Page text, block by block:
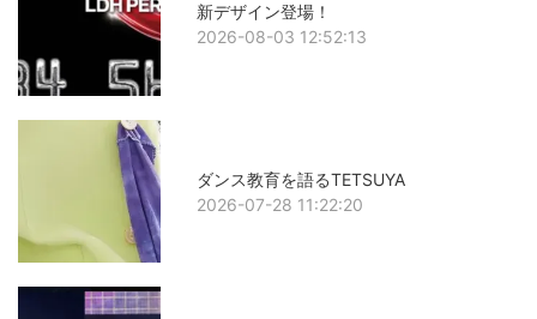
新デザイン登場！
2026-08-03 12:52:13
ダンス教育を語るTETSUYA
2026-07-28 11:22:20